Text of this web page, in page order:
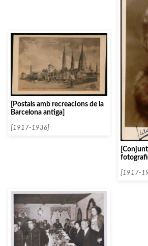
[Postals amb recreacions de la
Barcelona antiga]
[1917-1936]
[1917-